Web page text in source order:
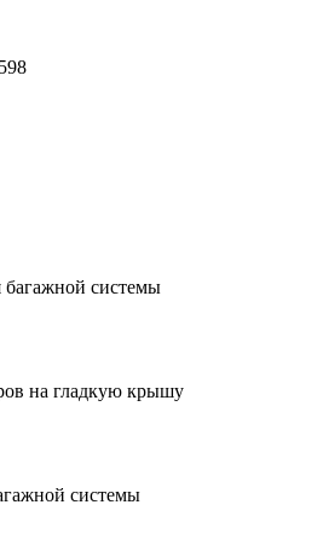
багажной системы
на гладкую крышу
системы